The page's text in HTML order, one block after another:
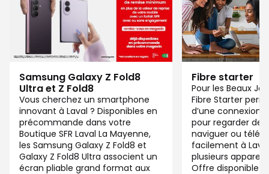
Samsung Galaxy Z Fold8
Ultra et Z Fold8
Vous cherchez un smartphone
innovant à Laval ? Disponibles en
précommande dans votre
Boutique SFR Laval La Mayenne,
les Samsung Galaxy Z Fold8 et
Galaxy Z Fold8 Ultra associent un
écran pliable grand format aux
Fibre starter
Pour les Beaux
Fibre Starter
d’une connexion
pour regarder des
naviguer ou
facilement à
plusieurs
Offre disponible